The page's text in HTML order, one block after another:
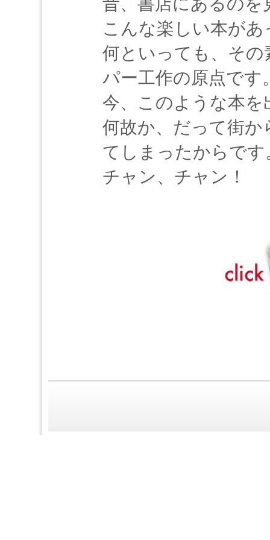
こんな楽しい本が
何といっても、そ
パー工作の原点です
今、このような本
何故か、だって街
てしまったからです
チャン、チャン！